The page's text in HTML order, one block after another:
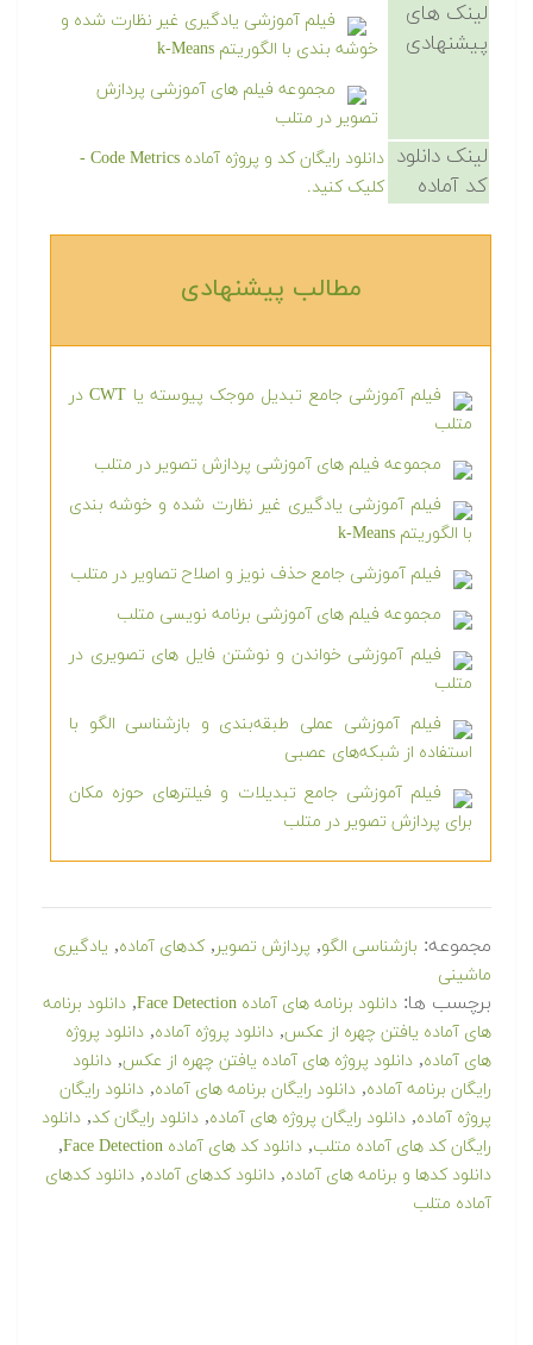
لینک های
پیشنهادی
فیلم آموزشی یادگیری غیر نظارت شده و
خوشه بندی با الگوریتم k-Means
مجموعه فیلم های آموزشی پردازش
تصویر در متلب
لینک دانلود
کد آماده
دانلود رایگان کد و پروژه آماده Code Metrics -
کلیک کنید.
مطالب پیشنهادی‎
فیلم آموزشی جامع تبدیل موجک پیوسته یا CWT در
متلب
مجموعه فیلم های آموزشی پردازش تصویر در متلب
فیلم آموزشی یادگیری غیر نظارت شده و خوشه بندی
با الگوریتم k-Means
فیلم آموزشی جامع حذف نویز و اصلاح تصاویر در متلب
مجموعه فیلم های آموزشی برنامه نویسی متلب
فیلم آموزشی خواندن و نوشتن فایل های تصویری در
متلب
فیلم آموزشی عملی طبقه‌بندی و بازشناسی الگو با
استفاده از شبکه‌های عصبی
فیلم آموزشی جامع تبدیلات و فیلترهای حوزه مکان
برای پردازش تصویر در متلب
مجموعه: بازشناسی الگو, پردازش تصویر,کدهای آماده, یادگیری
ماشینی
برچسب ها: دانلود برنامه های آماده Face Detection , دانلود برنامه
های آماده یافتن چهره از عکس, دانلود پروژه آماده, دانلود پروژه
های آماده, دانلود پروژه های آماده یافتن چهره از عکس, دانلود
رایگان برنامه آماده, دانلود رایگان برنامه های آماده, دانلود رایگان
پروژه آماده, دانلود رایگان پروژه های آماده, دانلود رایگان کد, دانلود
رایگان کد های آماده متلب, دانلود کد های آماده Face Detection ,
دانلود کدها و برنامه های آماده, دانلود کدهای آماده, دانلود کدهای
آماده متلب